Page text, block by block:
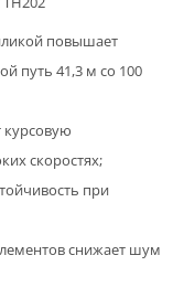
повышает
путь 41,3 м со 100
курсовую
скоростях;
при
снижает шум